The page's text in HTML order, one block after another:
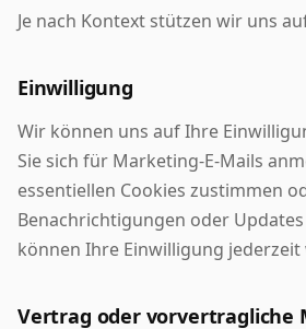
Je nach Kontext stützen wir uns
Einwilligung
Wir können uns auf Ihre
Sie sich für Marketing-E-Mails
essentiellen Cookies zustimmen
Benachrichtigungen oder
können Ihre Einwilligung
Vertrag oder vorvertragliche